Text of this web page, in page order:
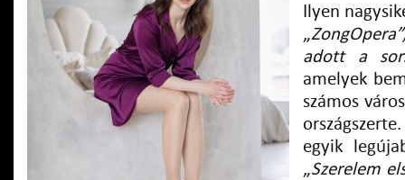
Ilyen
„
adott a
amelyek
számos
egyik
„Szerelem